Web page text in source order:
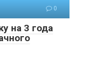
0
на 3 года